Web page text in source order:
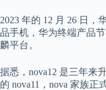
2023 年的 12 月 26 日，
品手机，华为终端产品
麟平台。
据悉，nova12 是三年来
的 nova11，nova 家族正